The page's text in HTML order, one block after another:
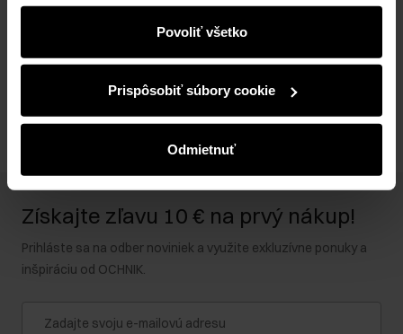
správy, ktoré vás informujú o najnovších akciách v
elektronickom obchode. Informácie o tom, ako používate
našu stránku, zdieľame s partnermi v oblasti sociálnych
informácie kombinovať s ďalšími údajmi, ktoré od vás
získali alebo ktoré ste získali pri používaní ich služieb.
Povoliť všetko
Prispôsobiť súbory cookie
Odmietnuť
Zloženie a rozmery
Získajte zľavu 10 € na prvý nákup!
Prihláste sa na odber noviniek a využite exkluzívne ponuky a
inšpiráciu od OCHNIK.